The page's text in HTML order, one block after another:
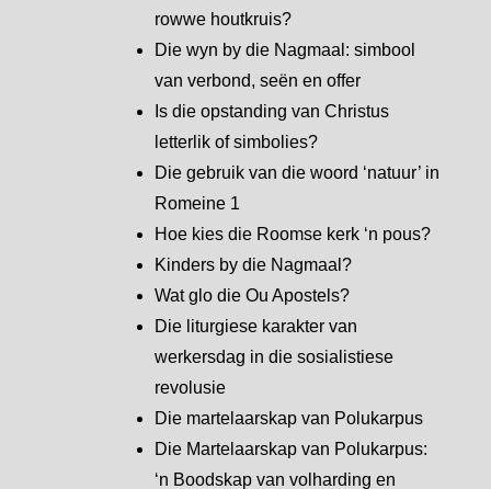
rowwe houtkruis?
Die wyn by die Nagmaal: simbool
van verbond, seën en offer
Is die opstanding van Christus
letterlik of simbolies?
Die gebruik van die woord ‘natuur’ in
Romeine 1
Hoe kies die Roomse kerk ‘n pous?
Kinders by die Nagmaal?
Wat glo die Ou Apostels?
Die liturgiese karakter van
werkersdag in die sosialistiese
revolusie
Die martelaarskap van Polukarpus
Die Martelaarskap van Polukarpus:
‘n Boodskap van volharding en